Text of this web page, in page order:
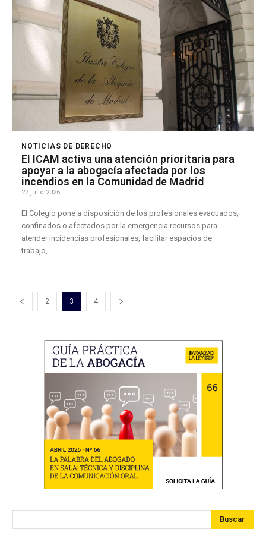
NOTICIAS DE DERECHO
El ICAM activa una atención prioritaria para
apoyar a la abogacía afectada por los
incendios en la Comunidad de Madrid
27 julio 2026
El Colegio pone a disposición de los profesionales evacuados,
confinados o afectados por la emergencia recursos para
atender incidencias profesionales, facilitar espacios de
trabajo,...
2 3 4
Buscar